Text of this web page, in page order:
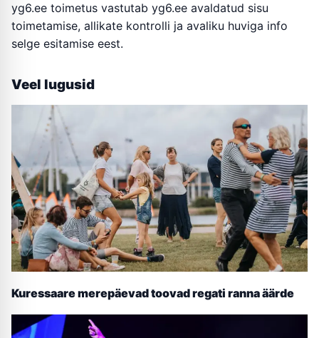
yg6.ee toimetus vastutab yg6.ee avaldatud sisu
toimetamise, allikate kontrolli ja avaliku huviga info
selge esitamise eest.
Veel lugusid
Kuressaare merepäevad toovad regati ranna äärde